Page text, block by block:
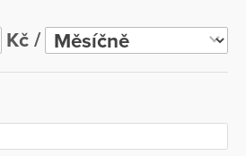
povědomí o nutnosti
řešení klimatické krize.
Kč /